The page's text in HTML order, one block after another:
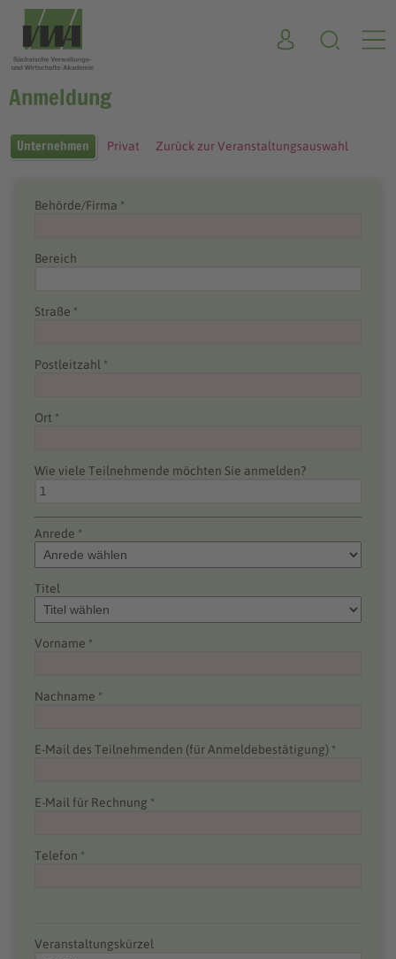
Anmeldung
Unternehmen Privat Zurück zur Veranstaltungsauswahl
Behörde/Firma *
Bereich
Straße *
Postleitzahl *
Ort *
Wie viele Teilnehmende möchten Sie anmelden?
Anrede *
Titel
Vorname *
Nachname *
E-Mail des Teilnehmenden (für Anmeldebestätigung) *
E-Mail für Rechnung *
Telefon *
Veranstaltungskürzel